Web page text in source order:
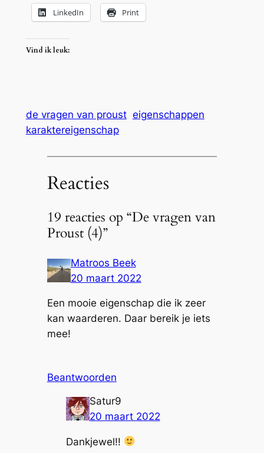
LinkedIn Print
Vind ik leuk:
de vragen van proust eigenschappen
karaktereigenschap
Reacties
19 reacties op “De vragen van
Proust (4)”
Matroos Beek
20 maart 2022
Een mooie eigenschap die ik zeer
kan waarderen. Daar bereik je iets
mee!
Beantwoorden
Satur9
20 maart 2022
Dankjewel!!